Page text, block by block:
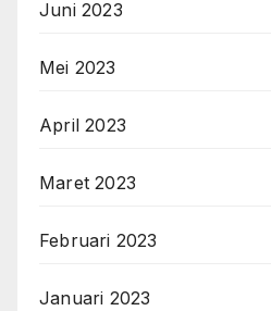
Juni 2023
Mei 2023
April 2023
Maret 2023
Februari 2023
Januari 2023